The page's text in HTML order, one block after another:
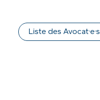
Liste des Avocat·e·s